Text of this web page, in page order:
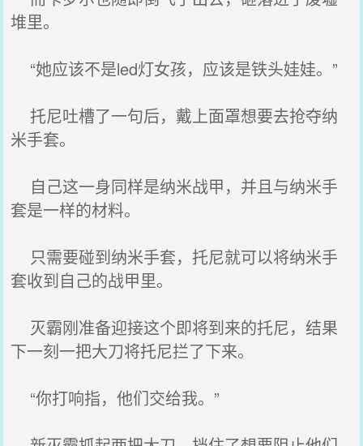
堆里。
“她应该不是led灯女孩，应该是铁头娃娃。”
托尼吐槽了一句后，戴上面罩想要去抢夺纳
米手套。
自己这一身同样是纳米战甲，并且与纳米手
套是一样的材料。
只需要碰到纳米手套，托尼就可以将纳米手
套收到自己的战甲里。
灭霸刚准备迎接这个即将到来的托尼，结果
下一刻一把大刀将托尼拦了下来。
“你打响指，他们交给我。”